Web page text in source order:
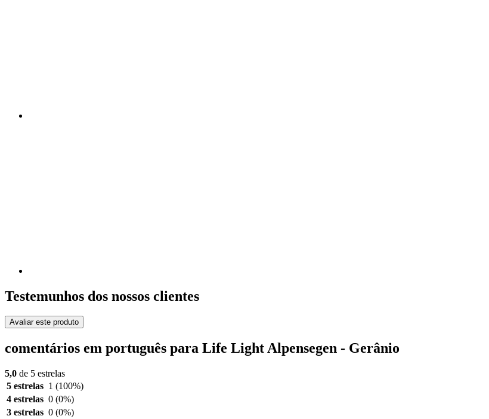
Testemunhos dos nossos clientes
Avaliar este produto
comentários em português para Life Light Alpensegen - Gerânio
5,0 de 5 estrelas
5 estrelas 1 (100%)
4 estrelas 0 (0%)
3 estrelas 0 (0%)